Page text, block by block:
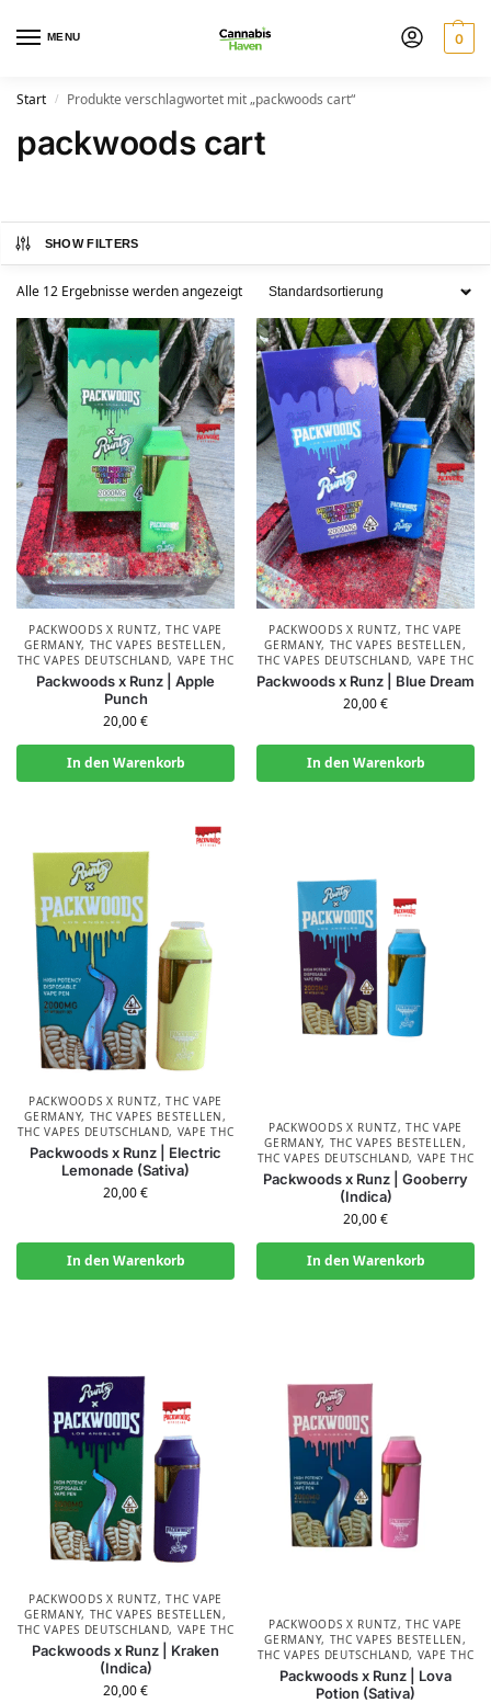
MENU 0
Start / Produkte verschlagwortet mit „packwoods cart“
packwoods cart
SHOW FILTERS
Alle 12 Ergebnisse werden angezeigt
PACKWOODS X RUNTZ,THC VAPE
GERMANY, THC VAPES BESTELLEN,
THC VAPES DEUTSCHLAND, VAPE THC
Packwoods x Runz | Apple
Punch
20,00€
In den Warenkorb
PACKWOODS X RUNTZ,THC VAPE
GERMANY, THC VAPES BESTELLEN,
THC VAPES DEUTSCHLAND, VAPE THC
Packwoods x Runz | Blue Dream
20,00€
In den Warenkorb
PACKWOODS X RUNTZ,THC VAPE
GERMANY, THC VAPES BESTELLEN,
THC VAPES DEUTSCHLAND, VAPE THC
Packwoods x Runz | Electric
Lemonade (Sativa)
20,00€
In den Warenkorb
PACKWOODS X RUNTZ,THC VAPE
GERMANY, THC VAPES BESTELLEN,
THC VAPES DEUTSCHLAND, VAPE THC
Packwoods x Runz | Gooberry
(Indica)
20,00€
In den Warenkorb
PACKWOODS X RUNTZ,THC VAPE
GERMANY, THC VAPES BESTELLEN,
THC VAPES DEUTSCHLAND, VAPE THC
Packwoods x Runz | Kraken
(Indica)
20,00€
PACKWOODS X RUNTZ,THC VAPE
GERMANY, THC VAPES BESTELLEN,
THC VAPES DEUTSCHLAND, VAPE THC
Packwoods x Runz | Lova
Potion (Sativa)